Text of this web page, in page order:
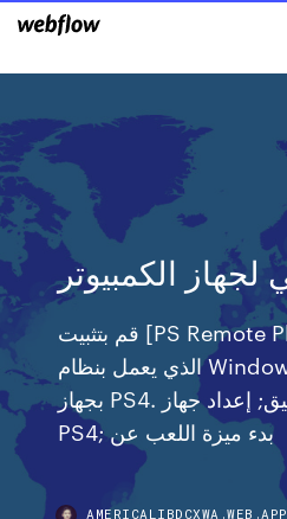
قم بتثبيت [PS Remote Play] على الكمبيوتر
الذي يعمل بنظام Windows، ثم قم بالاتصال
بجهاز PS4. الاستعداد; تثبيت التطبيق; إعداد جهاز
AMERICALIBDCXWA.WEB.APP